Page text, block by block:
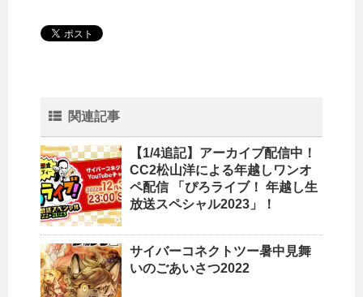
関連記事
【1/4追記】アーカイブ配信中！
CC2松山洋による年越しワンオ
ペ配信 「ぴろライブ！ 年越し生
放送スペシャル2023」！
サイバーコネクトツー暑中見舞
いのごあいさつ2022